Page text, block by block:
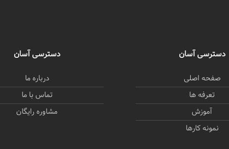
دسترسی آسان
صفحه اصلی
تعرفه ها
آموزش
نمونه کارها
دسترسی آسان
درباره ما
تماس با ما
مشاوره رایگان